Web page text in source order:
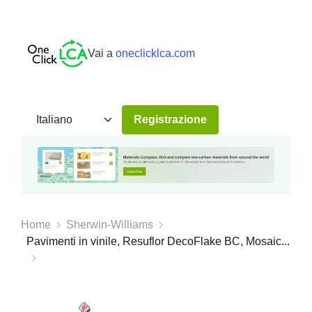
Vai a oneclicklca.com
Registrazione
Home
Sherwin-Williams
Pavimenti in vinile, Resuflor DecoFlake BC, Mosaic...